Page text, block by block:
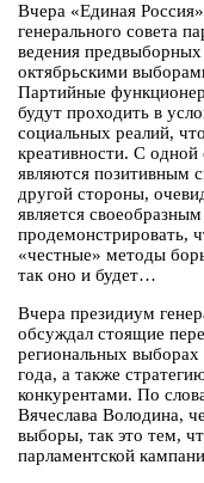
Вчера «Единая
генерального совета
ведения
октябрьскими
Партийные
будут проходить в
социальных реалий,
креативности. С
являются позитивным
другой стороны,
является
продемонстрировать,
«честные» методы
так оно и будет…
Вчера президиум
обсуждал стоящие
региональных выборах
года, а также
конкурентами. По
Вячеслава Володина,
выборы, так это тем,
парламентской